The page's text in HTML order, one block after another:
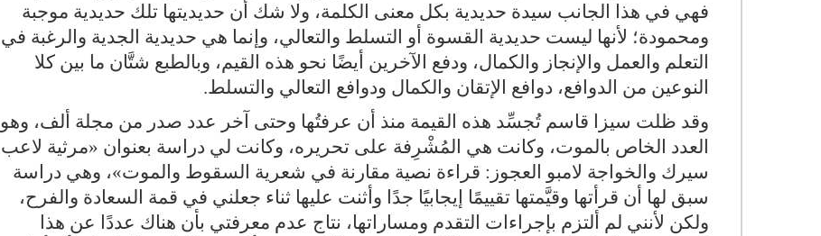
فهي في هذا الجانب سيدة حديدية بكل معنى الكلمة، ولا شك أن حديديتها تلك حديدية موجبة
ومحمودة؛ لأنها ليست حديدية القسوة أو التسلط والتعالي، وإنما هي حديدية الجدية والرغبة في
التعلم والعمل والإنجاز والكمال، ودفع الآخرين أيضًا نحو هذه القيم، وبالطبع شتَّان ما بين كلا
النوعين من الدوافع، دوافع الإتقان والكمال ودوافع التعالي والتسلط.
وقد ظلت سيزا قاسم تُجسِّد هذه القيمة منذ أن عرفتُها وحتى آخر عدد صدر من مجلة ألف، وهو
العدد الخاص بالموت، وكانت هي المُشْرِفة على تحريره، وكانت لي دراسة بعنوان «مرثية لاعب
سيرك والخواجة لامبو العجوز: قراءة نصية مقارنة في شعرية السقوط والموت»، وهي دراسة
سبق لها أن قرأتها وقيَّمتها تقييمًا إيجابيًا جدًا وأثنت عليها ثناء جعلني في قمة السعادة والفرح،
ولكن لأنني لم ألتزم بإجراءات التقدم ومساراتها، نتاج عدم معرفتي بأن هناك عددًا عن هذا